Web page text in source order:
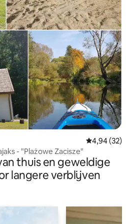
Gemiddelde
4,94 (32)
- "Plażowe Zacisze"
thuis en geweldige
langere verblijven